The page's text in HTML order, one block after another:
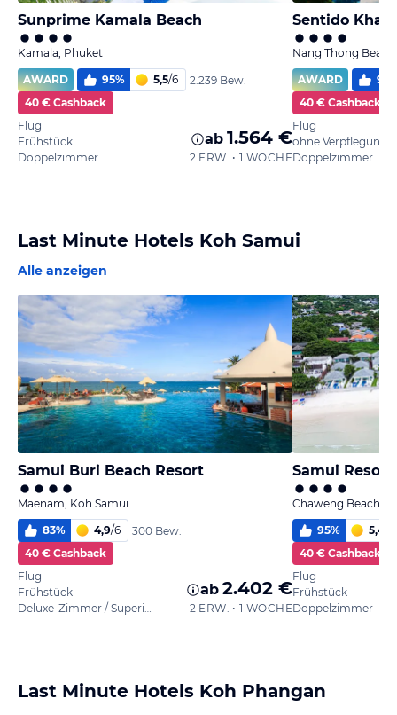
Sunprime Kamala Beach
Kamala, Phuket
AWARD
95% 5,5/6
2.239 Bew.
40 € Cashback
Flug
Frühstück
Doppelzimmer
ab 1.564 €
2 ERW. • 1 WOCHE
Sentido Khao
Nang Thong
AWARD
97
40 € Cashback
Flug
ohne Verpflegung
Doppelzimmer
Last Minute Hotels Koh Samui
Alle anzeigen
Samui Buri Beach Resort
Maenam, Koh Samui
83% 4,9/6
300 Bew.
40 € Cashback
Flug
Frühstück
Deluxe-Zimmer / Superior
ab 2.402 €
2 ERW. • 1 WOCHE
Samui
Chaweng Beach,
95% 5,4
40 € Cashback
Flug
Frühstück
Doppelzimmer
Last Minute Hotels Koh Phangan